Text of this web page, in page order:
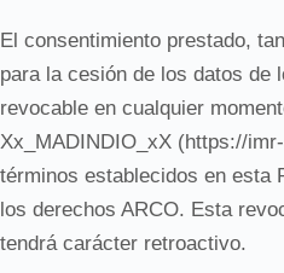
El consentimiento prestado,
para la cesión de los datos de
revocable en cualquier
Xx_MADINDIO_xX (https://
términos establecidos en esta
los derechos ARCO. Esta
tendrá carácter retroactivo.